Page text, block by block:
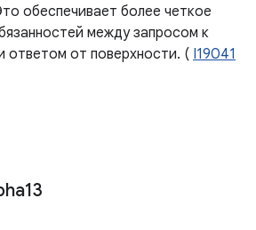
обеспечивает более четкое
между запросом к
ответом от поверхности. ( I19041